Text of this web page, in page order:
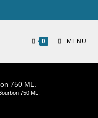
0 MENU
750 ML.
750 ML.